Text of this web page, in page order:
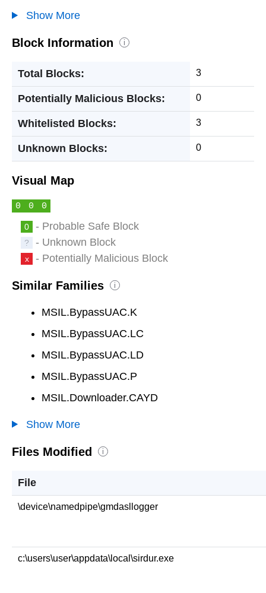
Show More
Block Information i
Total Blocks: 3
Potentially Malicious Blocks: 0
Whitelisted Blocks: 3
Unknown Blocks: 0
Visual Map
0 0 0
0 - Probable Safe Block
? - Unknown Block
x - Potentially Malicious Block
Similar Families i
MSIL.BypassUAC.K
MSIL.BypassUAC.LC
MSIL.BypassUAC.LD
MSIL.BypassUAC.P
MSIL.Downloader.CAYD
Show More
Files Modified i
File
\device\namedpipe\gmdasllogger
c:\users\user\appdata\local\sirdur.exe